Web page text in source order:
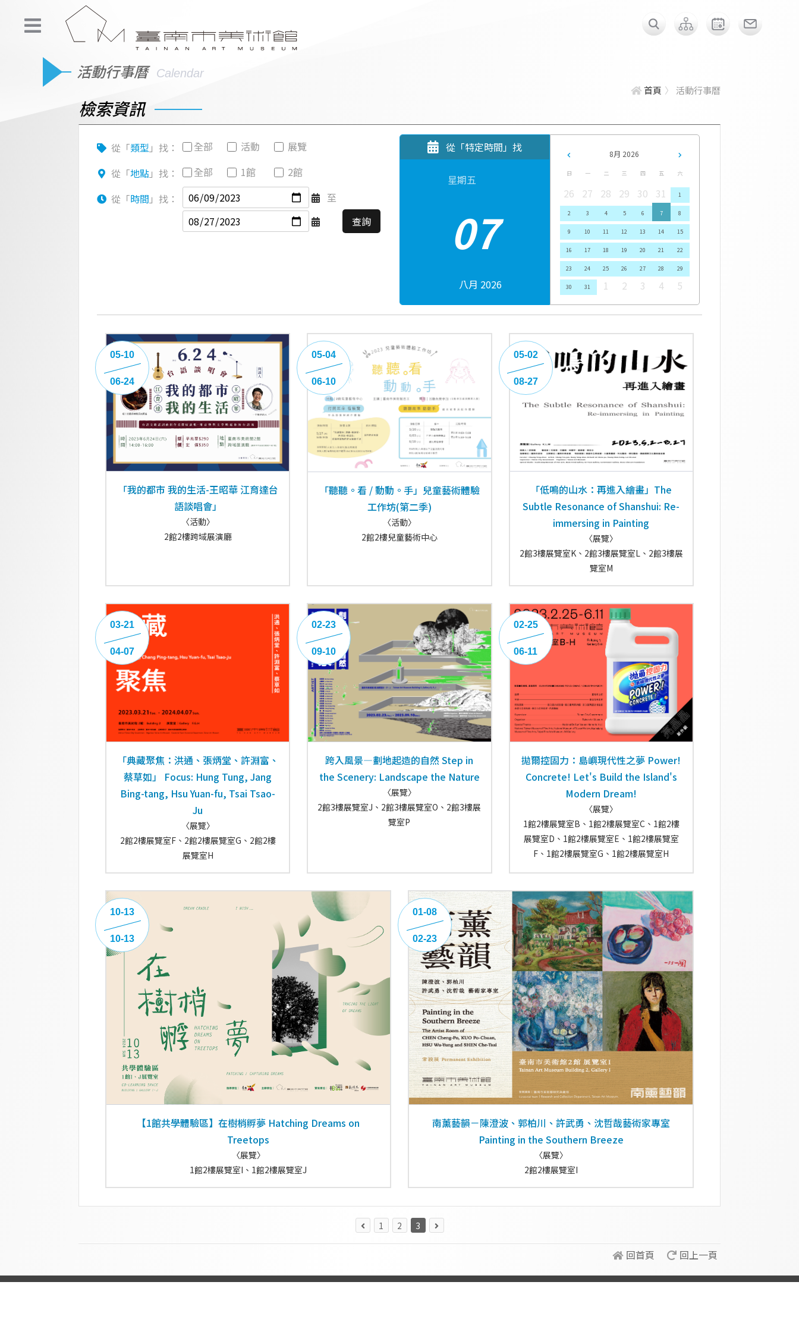
活動行事曆 Calendar
首頁 活動行事曆
檢索資訊
從「類型」找： 全部 活動
展覽
從「地點」找： 全部 1館
2館
從「時間 」找：
至
查詢
從「特定時間」找
星期五
07
八月 2026
8月 2026
日 一 二 三 四 五 六
26 27 28 29 30 31 1
2 3 4 5 6 7 8
9 10 11 12 13 14 15
16 17 18 19 20 21 22
23 24 25 26 27 28 29
30 31 1 2 3 4 5
「我的都市 我的生活-王昭華 江育達台
語談唱會」
〈活動〉
2館2樓跨域展演廳
05-10
06-24
「聽聽。看 / 動動。手」兒童藝術體驗
工作坊(第二季)
〈活動〉
2館2樓兒童藝術中心
05-04
06-10
「低鳴的山水：再進入繪畫」The
Subtle Resonance of Shanshui: Re-
immersing in Painting
〈展覽〉
2館3樓展覽室K、2館3樓展覽室L、2館3樓展
覽室M
05-02
08-27
「典藏聚焦：洪通、張炳堂、許淵富、
蔡草如」 Focus: Hung Tung, Jang
Bing-tang, Hsu Yuan-fu, Tsai Tsao-
Ju
〈展覽〉
2館2樓展覽室F、2館2樓展覽室G、2館2樓
展覽室H
03-21
04-07
跨入風景—劃地起造的自然 Step in
the Scenery: Landscape the Nature
〈展覽〉
2館3樓展覽室J、2館3樓展覽室O、2館3樓展
覽室P
02-23
09-10
拋爾控固力：島嶼現代性之夢 Power!
Concrete! Let's Build the Island's
Modern Dream!
〈展覽〉
1館2樓展覽室B、1館2樓展覽室C、1館2樓
展覽室D、1館2樓展覽室E、1館2樓展覽室
F、1館2樓展覽室G、1館2樓展覽室H
02-25
06-11
【1館共學體驗區】在樹梢孵夢 Hatching Dreams on
Treetops
〈展覽〉
1館2樓展覽室I、1館2樓展覽室J
10-13
10-13
南薰藝韻－陳澄波、郭柏川、許武勇、沈哲哉藝術家專室
Painting in the Southern Breeze
〈展覽〉
2館2樓展覽室I
01-08
02-23
1 2 3
回首頁 回上一頁